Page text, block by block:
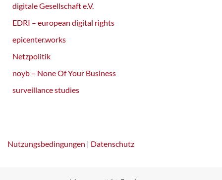
digitale Gesellschaft e.V.
EDRI – european digital rights
epicenter.works
Netzpolitik
noyb – None Of Your Business
surveillance studies
Nutzungsbedingungen | Datenschutz